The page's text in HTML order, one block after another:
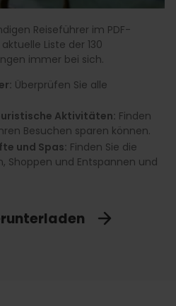
Reiseführer im PDF-
Liste der 130
immer bei sich.
Überprüfen Sie alle
Aktivitäten: Finden
Besuchen sparen können.
und Spas: Finden Sie die
Shoppen und Entspannen und